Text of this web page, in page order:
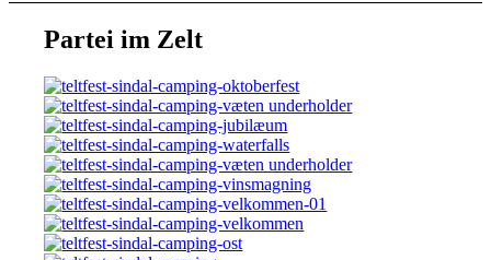
Partei im Zelt